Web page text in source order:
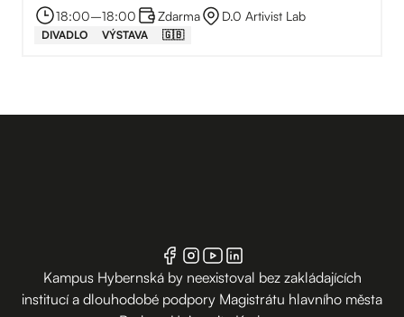
18:00–⁠18:00 Zdarma D.0 Artivist Lab
DIVADLO VÝSTAVA 🇬🇧
Kampus Hybernská by neexistoval bez zakládajících
institucí a dlouhodobé podpory Magistrátu hlavního města